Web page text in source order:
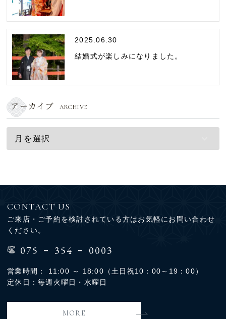
2025.06.30
結婚式が楽しみになりました。
アーカイブ ARCHIVE
CONTACT US
ご来店・ご予約を検討されている方はお気軽にお問い合わせ
ください。
075 - 354 - 0003
営業時間： 11:00 ～ 18:00（土日祝10：00～19：00）
定休日：毎週火曜日・水曜日
MORE